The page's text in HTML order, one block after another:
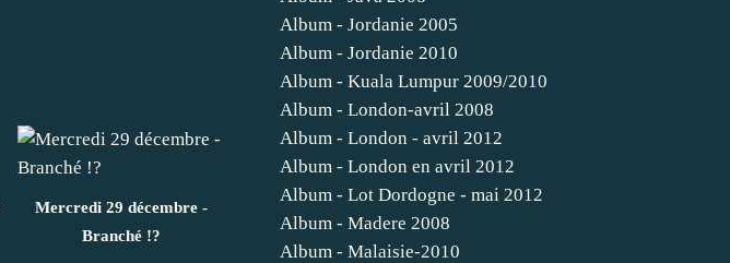
Mercredi 29 décembre -
Branché !?
Album - Jordanie 2005
Album - Jordanie 2010
Album - Kuala Lumpur 2009/2010
Album - London-avril 2008
Album - London - avril 2012
Album - London en avril 2012
Album - Lot Dordogne - mai 2012
Album - Madere 2008
Album - Malaisie-2010